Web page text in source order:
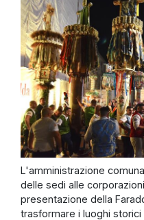
L'amministrazione
delle sedi alle
presentazione della
trasformare i luoghi